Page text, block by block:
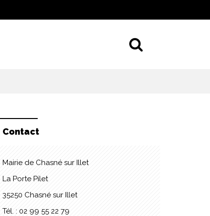
Contact
Mairie de Chasné sur Illet
La Porte Pilet
35250 Chasné sur Illet
Tél. : 02 99 55 22 79